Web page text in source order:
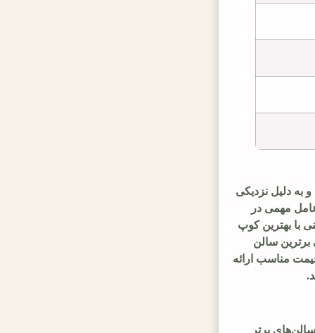
دلیل نزدیکی
مهمی در
با بهترین کوپ
سالن
مناسب ارائه
برتر